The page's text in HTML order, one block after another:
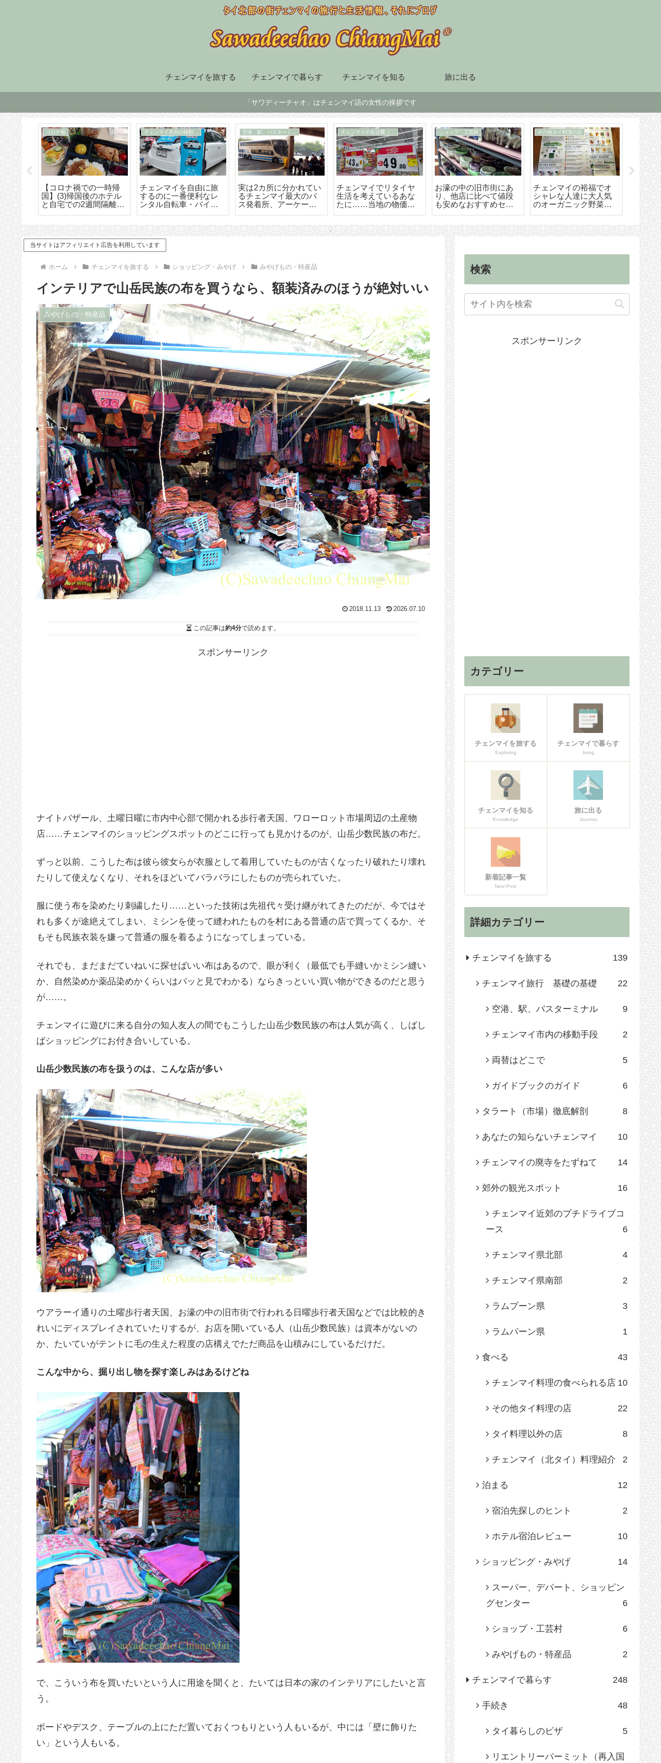
チェンマイを旅する チェンマイで暮らす チェンマイを知る 旅に出る
「サワディーチャオ」はチェンマイ語の女性の挨拶です
でオ
人気
菜創
ラン
住まい探し
チェンマイ長期滞在の
ための住まい探しはこ
うやろう エリア選び
TM30
TM-30とは何か、初回届
け出の方法などの詳細
な解説
チェンマイ市内の移動手段
BTSも地下鉄もないチ
ェンマイはソンテウで
の移動が便利で楽しい
スーパー、デパート、ショッピングセンター
チェンマイ最大の高級
のショッピングセンタ
ー「セントラルフェス
90日レポート
「90日レポート」を提
出する
タイ暮らしのビザ
チェンマイ（タイ）長
期滞在生活のためのリ
タイヤメント（NON-
【
マイ空
ド 降
ら市内
手続き
当サイトはアフィリエイト広告を利用しています
ホーム チェンマイを旅する ショッピング・みやげ みやげもの・特産品
インテリアで山岳民族の布を買うなら、額装済みのほうが絶対いい
みやげもの・特産品
2018.11.13 2026.07.10
この記事は約4分で読めます。
スポンサーリンク
ナイトバザール、土曜日曜に市内中心部で開かれる歩行者天国、ワローロット市場周辺の土産物
店……チェンマイのショッピングスポットのどこに行っても見かけるのが、山岳少数民族の布だ。
ずっと以前、こうした布は彼ら彼女らが衣服として着用していたものが古くなったり破れたり壊れ
たりして使えなくなり、それをほどいてバラバラにしたものが売られていた。
服に使う布を染めたり刺繍したり……といった技術は先祖代々受け継がれてきたのだが、今ではそ
れも多くが途絶えてしまい、ミシンを使って縫われたものを村にある普通の店で買ってくるか、そ
もそも民族衣装を嫌って普通の服を着るようになってしまっている。
それでも、まだまだていねいに探せばいい布はあるので、眼が利く（最低でも手縫いかミシン縫い
か、自然染めか薬品染めかくらいはパッと見でわかる）ならきっといい買い物ができるのだと思う
が……。
チェンマイに遊びに来る自分の知人友人の間でもこうした山岳少数民族の布は人気が高く、しばし
ばショッピングにお付き合いしている。
山岳少数民族の布を扱うのは、こんな店が多い
ウアラーイ通りの土曜歩行者天国、お濠の中の旧市街で行われる日曜歩行者天国などでは比較的き
れいにディスプレイされていたりするが、お店を開いている人（山岳少数民族）は資本がないの
か、たいていがテントに毛の生えた程度の店構えでただ商品を山積みにしているだけだ。
こんな中から、掘り出し物を探す楽しみはあるけどね
で、こういう布を買いたいという人に用途を聞くと、たいては日本の家のインテリアにしたいと言
う。
ボードやデスク、テーブルの上にただ置いておくつもりという人もいるが、中には「壁に飾りた
い」という人もいる。
検索
スポンサーリンク
カテゴリー
チェンマイを旅する
Exploring
チェンマイで暮らす
living
チェンマイを知る
Knowledge
旅に出る
Journey
新着記事一覧
New Post
詳細カテゴリー
チェンマイを旅する 139
チェンマイ旅行 基礎の基礎 22
空港、駅、バスターミナル 9
チェンマイ市内の移動手段 2
両替はどこで 5
ガイドブックのガイド 6
タラート（市場）徹底解剖 8
あなたの知らないチェンマイ 10
チェンマイの廃寺をたずねて 14
郊外の観光スポット 16
チェンマイ近郊のプチドライブコ
ース
6
チェンマイ県北部 4
チェンマイ県南部 2
ラムプーン県 3
ラムパーン県 1
食べる 43
チェンマイ料理の食べられる店 10
その他タイ料理の店 22
タイ料理以外の店 8
チェンマイ（北タイ）料理紹介 2
泊まる 12
宿泊先探しのヒント 2
ホテル宿泊レビュー 10
ショッピング・みやげ 14
スーパー、デパート、ショッピン
グセンター
6
ショップ・工芸村 6
みやげもの・特産品 2
チェンマイで暮らす 248
手続き 48
タイ暮らしのビザ 5
リエントリーパーミット（再入国